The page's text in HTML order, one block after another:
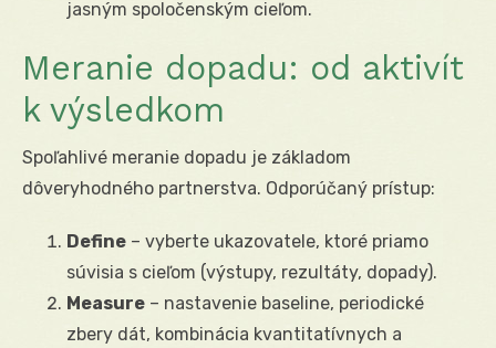
jasným spoločenským cieľom.
Meranie dopadu: od aktivít
k výsledkom
Spoľahlivé meranie dopadu je základom
dôveryhodného partnerstva. Odporúčaný prístup:
Define – vyberte ukazovatele, ktoré priamo
súvisia s cieľom (výstupy, rezultáty, dopady).
Measure – nastavenie baseline, periodické
zbery dát, kombinácia kvantitatívnych a